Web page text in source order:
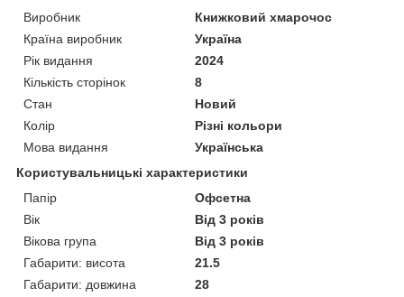
Виробник
Книжковий хмарочос
Країна виробник
Україна
Рік видання
2024
Кількість сторінок
8
Стан
Новий
Колір
Різні кольори
Мова видання
Українська
Користувальницькі характеристики
Папір
Офсетна
Вік
Від 3 років
Вікова група
Від 3 років
Габарити: висота
21.5
Габарити: довжина
28